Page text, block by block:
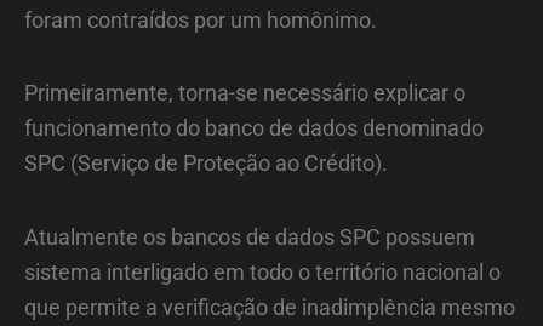
foram contraídos por um homônimo.
Primeiramente, torna-se necessário explicar o
funcionamento do banco de dados denominado
SPC (Serviço de Proteção ao Crédito).
Atualmente os bancos de dados SPC possuem
sistema interligado em todo o território nacional o
que permite a verificação de inadimplência mesmo